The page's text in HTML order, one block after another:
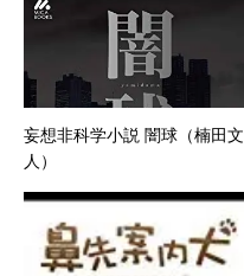
妄想非科学小説 闇球（楠田文
人）